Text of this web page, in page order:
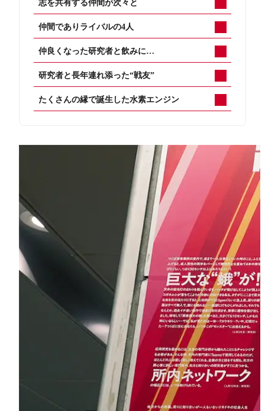
志を共有する仲間が次々と
仲間でありライバルの4人
仲良くなった研究者と飲みに…
研究者と長年連れ添った“戦友”
たくさんの縁で誕生した水素エンジン